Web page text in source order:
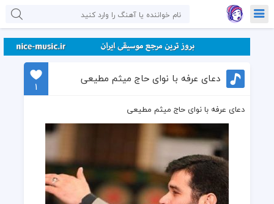
دعای عرفه با نوای حاج میثم مطیعی
1
دعای عرفه با نوای حاج میثم مطیعی